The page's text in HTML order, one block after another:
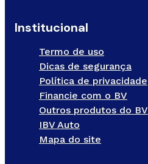
Institucional
Termo de uso
Dicas de segurança
Política de privacidade
Financie com o BV
Outros produtos do BV
IBV Auto
Mapa do site